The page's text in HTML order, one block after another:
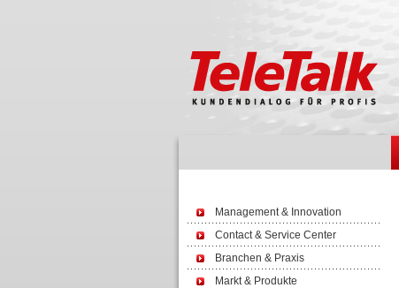
Management & Innovation
Contact & Service Center
Branchen & Praxis
Markt & Produkte